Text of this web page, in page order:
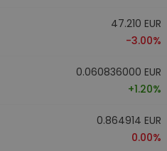
47.210 EUR
-3.00%
0.060836000 EUR
+1.20%
0.864914 EUR
0.00%